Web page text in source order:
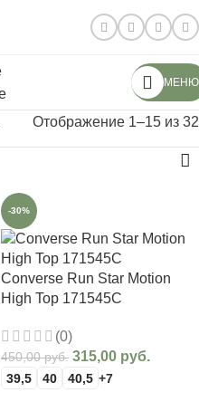
МЕНЮ
Отображение 1–15 из 32
-30%
Converse Run Star Motion
High Top 171545C
(0)
450,00руб. 315,00 руб.
39,5 40 40,5 +7